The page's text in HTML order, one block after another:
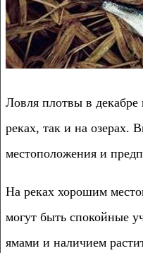
Ловля плотвы в
реках, так и на озерах.
местоположения и
На реках хорошим
могут быть спокойные
ямами и наличием